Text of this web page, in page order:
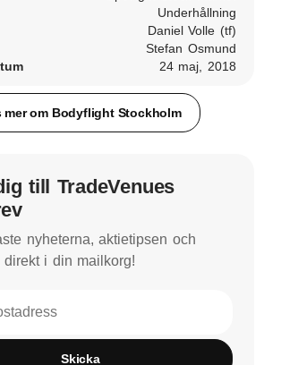
Underhållning
Daniel Volle (tf)
Stefan Osmund
24 maj, 2018
mer om Bodyflight Stockholm
till TradeVenues
nyheterna, aktietipsen och
direkt i din mailkorg!
Skicka